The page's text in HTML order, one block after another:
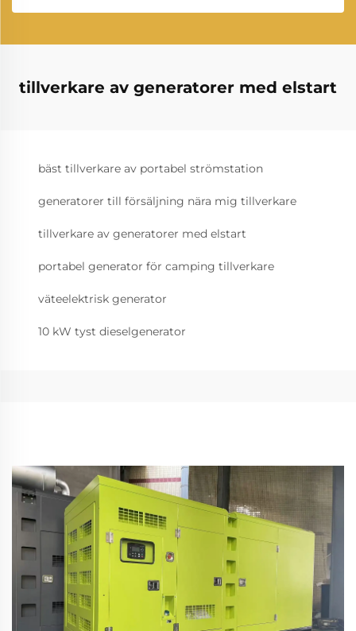
tillverkare av generatorer med elstart
bäst tillverkare av portabel strömstation
generatorer till försäljning nära mig tillverkare
tillverkare av generatorer med elstart
portabel generator för camping tillverkare
väteelektrisk generator
10 kW tyst dieselgenerator